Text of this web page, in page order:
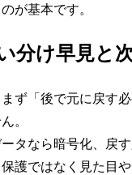
が基本です。
分け早見と
ず「後で元に戻す
。
タなら暗号化、戻
護ではなく見た目